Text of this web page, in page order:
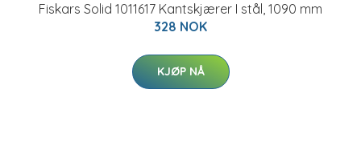
Fiskars Solid 1011617 Kantskjærer I stål, 1090 mm
328 NOK
KJØP NÅ